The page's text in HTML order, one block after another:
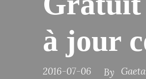
à jour
2016-07-06 By